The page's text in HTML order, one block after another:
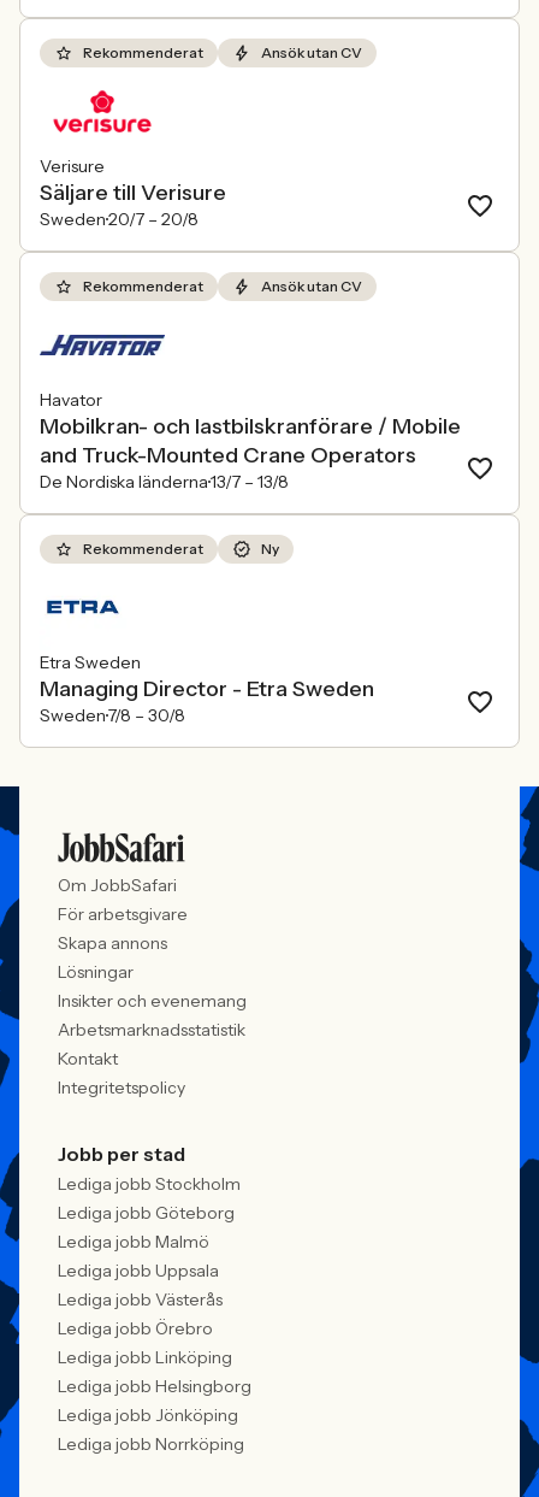
Rekommenderat Ansök utan CV
Verisure
Säljare till Verisure
Sweden20/7 – 20/8
Rekommenderat Ansök utan CV
Havator
Mobilkran- och lastbilskranförare / Mobile
and Truck-Mounted Crane Operators
De Nordiska länderna13/7 – 13/8
Rekommenderat Ny
Etra Sweden
Managing Director - Etra Sweden
Sweden7/8 – 30/8
Om JobbSafari
För arbetsgivare
Skapa annons
Lösningar
Insikter och evenemang
Arbetsmarknadsstatistik
Kontakt
Integritetspolicy
Jobb per stad
Lediga jobb Stockholm
Lediga jobb Göteborg
Lediga jobb Malmö
Lediga jobb Uppsala
Lediga jobb Västerås
Lediga jobb Örebro
Lediga jobb Linköping
Lediga jobb Helsingborg
Lediga jobb Jönköping
Lediga jobb Norrköping